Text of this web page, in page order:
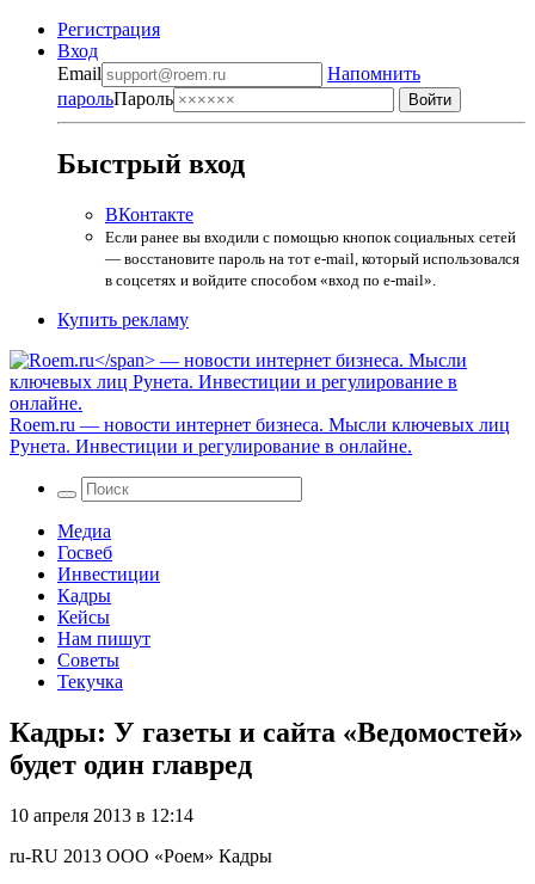
Регистрация
Вход
Email
Напомнить
парольПароль
Быстрый вход
ВКонтакте
Если ранее вы входили с помощью кнопок социальных сетей
— восстановите пароль на тот e-mail, который использовался
в соцсетях и войдите способом «вход по e-mail».
Купить рекламу
Roem.ru — новости интернет бизнеса. Мысли ключевых лиц
Рунета. Инвестиции и регулирование в онлайне.
Медиа
Госвеб
Инвестиции
Кадры
Кейсы
Нам пишут
Советы
Текучка
Кадры: У газеты и сайта «Ведомостей»
будет один главред
10 апреля 2013 в 12:14
ru-RU 2013 ООО «Роем» Кадры